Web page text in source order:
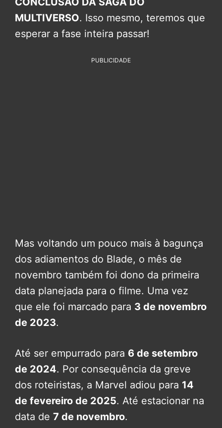
MULTIVERSO. Isso mesmo, teremos que
esperar a fase inteira passar!
PUBLICIDADE
Mas voltando um pouco mais à bagunça
dos adiamentos do Blade, o mês de
novembro também foi dono da primeira
data planejada para o filme. Uma vez
que ele foi marcado para 3 de novembro
de 2023.
Até ser empurrado para 6 de setembro
de 2024. Por consequência da greve
dos roteiristas, a Marvel adiou para 14
de fevereiro de 2025. Até estacionar na
data de 7 de novembro.